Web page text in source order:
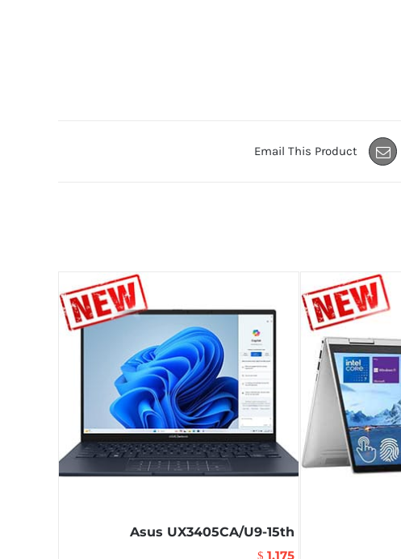
Email This Product
Asus UX3405CA/U9-15th
$ 1,175